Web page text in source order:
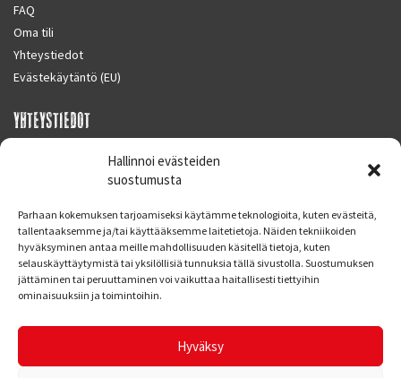
Hallinnoi evästeiden
suostumusta
Parhaan kokemuksen tarjoamiseksi käytämme teknologioita, kuten evästeitä,
tallentaaksemme ja/tai käyttääksemme laitetietoja. Näiden tekniikoiden
hyväksyminen antaa meille mahdollisuuden käsitellä tietoja, kuten
selauskäyttäytymistä tai yksilöllisiä tunnuksia tällä sivustolla. Suostumuksen
jättäminen tai peruuttaminen voi vaikuttaa haitallisesti tiettyihin
ominaisuuksiin ja toimintoihin.
Hyväksy
FAQ
Oma tili
Yhteystiedot
Evästekäytäntö (EU)
YHTEYSTIEDOT
SUPERMOTO CENTER
Finland
Puh. 09 221 7088
info at supermotocenter.fi
Maanantai - Tiistai 09.00 - 17.00